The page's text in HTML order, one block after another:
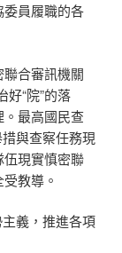
員履職的各
合審訊機關
好“院”的落
最高國民查
與查察任務現
現實慎密聯
教導。
義，推進各項